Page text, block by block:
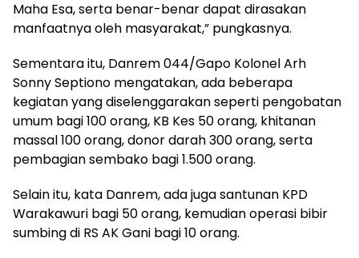
Maha Esa, serta benar-benar dapat dirasakan
manfaatnya oleh masyarakat,” pungkasnya.
Sementara itu, Danrem 044/Gapo Kolonel Arh
Sonny Septiono mengatakan, ada beberapa
kegiatan yang diselenggarakan seperti pengobatan
umum bagi 100 orang, KB Kes 50 orang, khitanan
massal 100 orang, donor darah 300 orang, serta
pembagian sembako bagi 1.500 orang.
Selain itu, kata Danrem, ada juga santunan KPD
Warakawuri bagi 50 orang, kemudian operasi bibir
sumbing di RS AK Gani bagi 10 orang.